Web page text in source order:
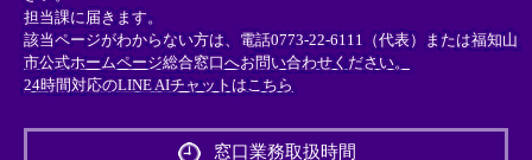
担当課に届きます。
該当ページがわからない方は、電話0773-22-6111（代表）または福知山
市公式ホームページ総合窓口へお問い合わせください。
24時間対応のLINE AIチャットはこちら
外
窓口業務取扱時間